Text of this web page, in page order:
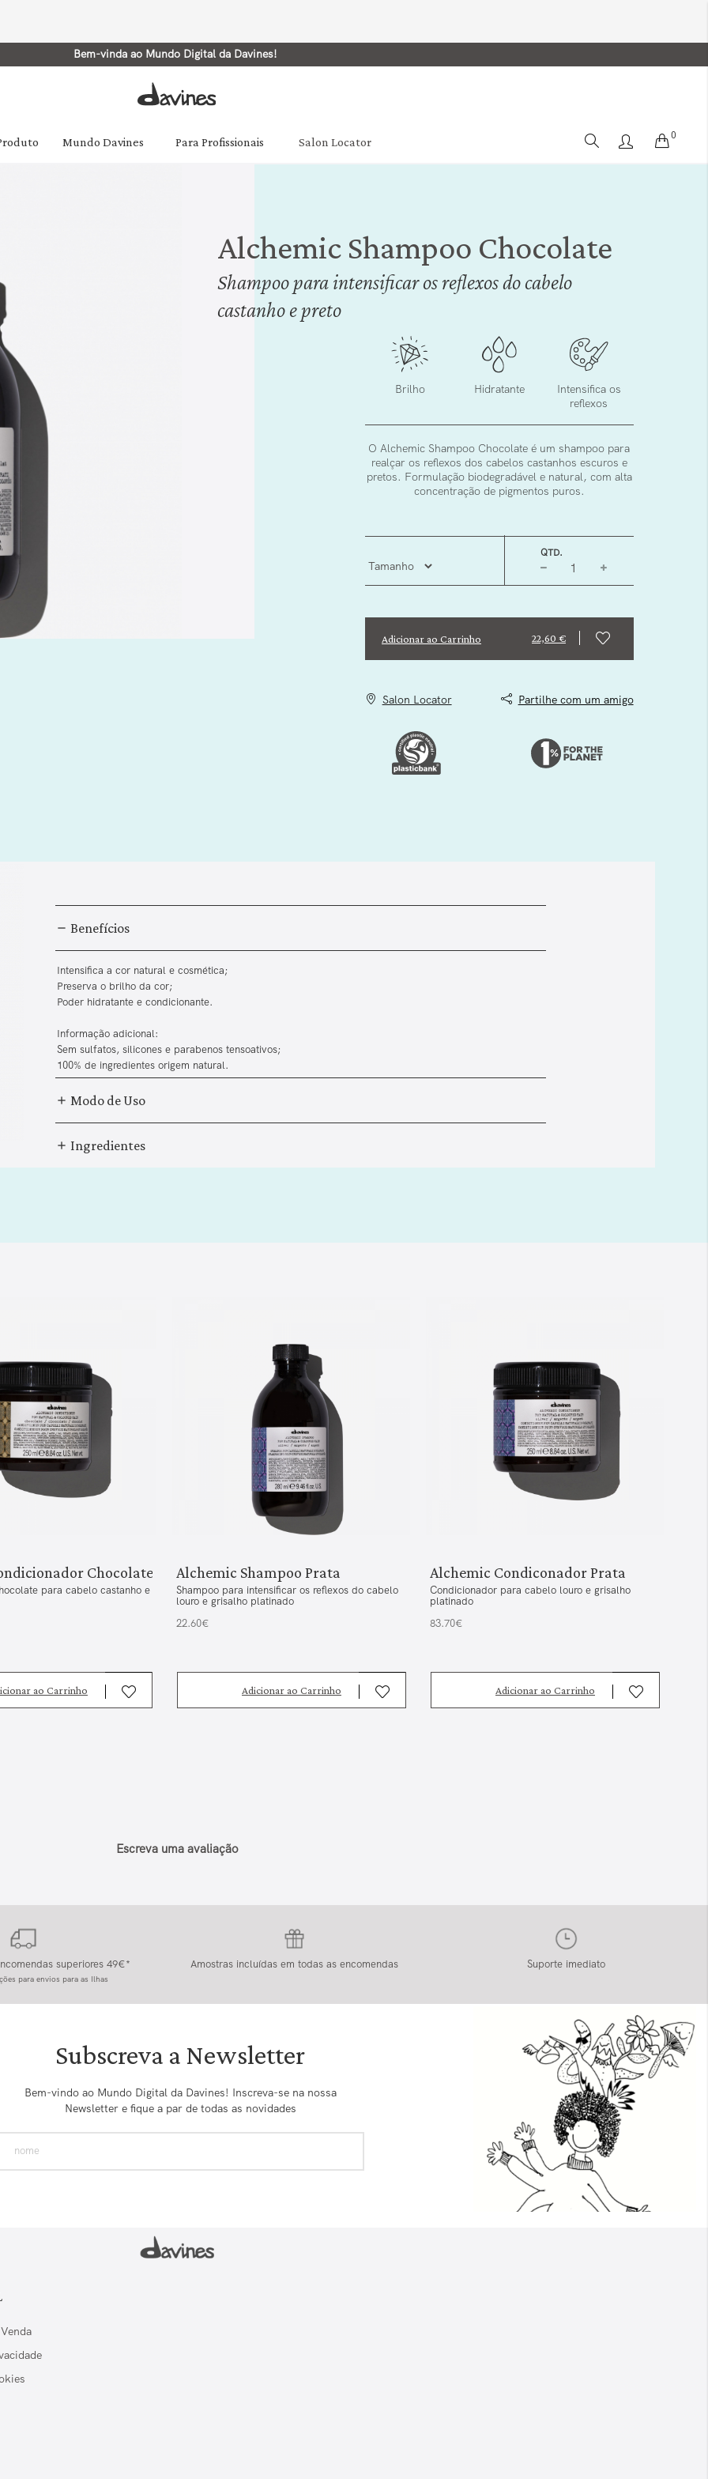
Bem-vinda ao Mundo Digital da Davines!
Mundo Davines Para Profissionais Salon Locator Cart
0
Alchemic Shampoo Chocolate
Shampoo para intensificar os reflexos do cabelo
castanho e preto
Brilho Hidratante
Intensifica os
reflexos
O Alchemic Shampoo Chocolate é um shampoo para
realçar os reflexos dos cabelos castanhos escuros e
pretos. Formulação biodegradável e natural, com alta
concentração de pigmentos puros.
QTD.
Adicionar ao Carrinho 22,60 €
Salon Locator Partilhe com um amigo
Benefícios
Intensifica a cor natural e cosmética;
Preserva o brilho da cor;
Poder hidratante e condicionante.
Informação adicional:
Sem sulfatos, silicones e parabenos tensoativos;
100% de ingredientes origem natural.
Modo de Uso
Ingredientes
Chocolate
para cabelo castanho e
ao Carrinho
Alchemic Shampoo Prata
Shampoo para intensificar os reflexos do cabelo
louro e grisalho platinado
22.60€
Adicionar ao Carrinho
Alchemic Condiconador Prata
Condicionador para cabelo louro e grisalho
platinado
83.70€
Adicionar ao Carrinho
Escreva uma avaliação
superiores 49€*
para envios para as Ilhas
Amostras incluídas em todas as encomendas Suporte imediato
Subscreva a Newsletter
Bem-vindo ao Mundo Digital da Davines! Inscreva-se na nossa
Newsletter e fique a par de todas as novidades